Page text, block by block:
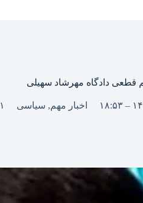
قطعی دادگاه مهرشاد سهیلی
اخبار مهم, سیاسی ۱ Comment